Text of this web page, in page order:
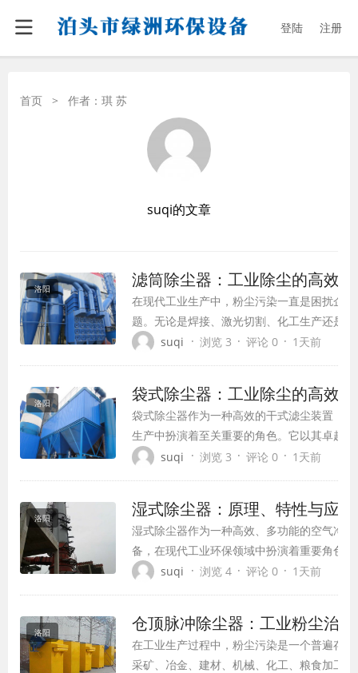
登陆 注册
首页 > 作者：琪 苏
suqi的文章
洛阳 滤筒除尘器：工业除尘的高效
在现代工业生产中，粉尘污染一直是困扰企
题。无论是焊接、激光切割、化工生产还是
粉尘不仅影响生产环境，更对员工健康和产
解决方案。本文将全面介绍滤筒除尘器的特
理、应用领域...
suqi · 浏览 3 · 评论 0 · 1天前
洛阳 袋式除尘器：工业除尘的高效
袋式除尘器作为一种高效的干式滤尘装置，
生产中扮演着至关重要的角色。它以其卓越
能、广泛的应用范围和可靠的工作原理，成
发展趋势。
suqi · 浏览 3 · 评论 0 · 1天前
洛阳 湿式除尘器：原理、特性与应
湿式除尘器作为一种高效、多功能的空气净
备，在现代工业环保领域中扮演着重要角色
过液体（通常是水）与含尘气体的密切接触
的不断提高，湿式除尘器凭借其独特的优势
多行业中得到了广泛应用。
suqi · 浏览 4 · 评论 0 · 1天前
洛阳 仓顶脉冲除尘器：工业粉尘治
在工业生产过程中，粉尘污染是一个普遍存
采矿、冶金、建材、机械、化工、粮食加工